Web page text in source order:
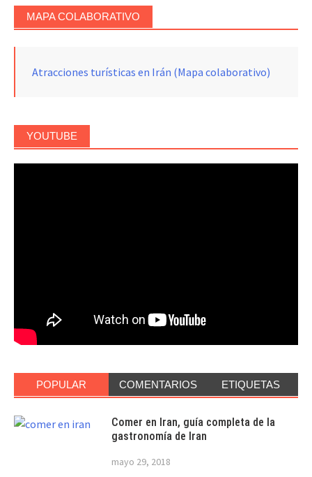
MAPA COLABORATIVO
Atracciones turísticas en Irán (Mapa colaborativo)
YOUTUBE
POPULAR COMENTARIOS ETIQUETAS
Comer en Iran, guía completa de la
gastronomía de Iran
mayo 29, 2018